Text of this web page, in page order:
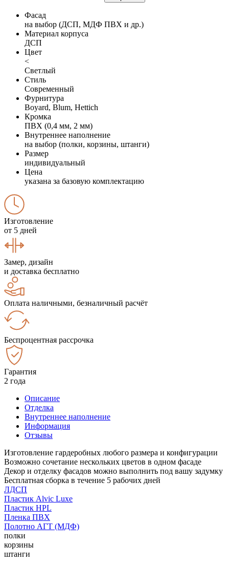
Фасад
на выбор (ДСП, МДФ ПВХ и др.)
Материал корпуса
ДСП
Цвет
<
Светлый
Стиль
Современный
Фурнитура
Boyard, Blum, Hettich
Кромка
ПВХ (0,4 мм, 2 мм)
Внутреннее наполнение
на выбор (полки, корзины, штанги)
Размер
индивидуальный
Цена
указана за базовую комплектацию
Изготовление
от 5 дней
Замер, дизайн
и доставка бесплатно
Оплата наличными, безналичный расчёт
Беспроцентная рассрочка
Гарантия
2 года
Описание
Отделка
Внутреннее наполнение
Информация
Отзывы
Изготовление гардеробных любого размера и конфигурации
Возможно сочетание нескольких цветов в одном фасаде
Декор и отделку фасадов можно выполнить под вашу задумку
Бесплатная сборка в течение 5 рабочих дней
ЛДСП
Пластик Alvic Luxe
Пластик HPL
Пленка ПВХ
Полотно АГТ (МДФ)
полки
корзины
штанги